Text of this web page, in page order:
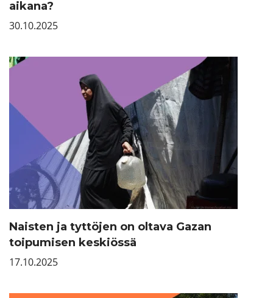
aikana?
30.10.2025
Naisten ja tyttöjen on oltava Gazan
toipumisen keskiössä
17.10.2025